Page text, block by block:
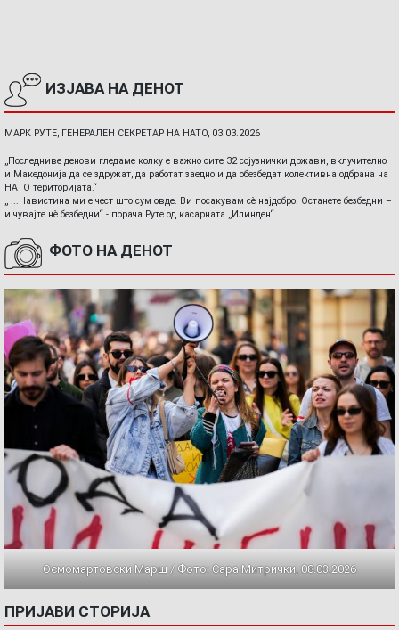
ИЗЈАВА НА ДЕНОТ
МАРК РУТЕ, ГЕНЕРАЛЕН СЕКРЕТАР НА НАТО, 03.03.2026
„Последниве денови гледаме колку е важно сите 32 сојузнички држави, вклучително
и Македонија да се здружат, да работат заедно и да обезбедат колективна одбрана на
НАТО територијата.“
„ ...Навистина ми е чест што сум овде. Ви посакувам сè најдобро. Останете безбедни –
и чувајте нè безбедни“ - порача Руте од касарната „Илинден“.
ФОТО НА ДЕНОТ
Осмомартовски Марш / Фото: Сара Митрички, 08.03.2026
ПРИЈАВИ СТОРИЈА